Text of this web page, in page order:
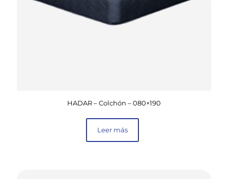
HADAR – Colchón – 080×190
Leer más